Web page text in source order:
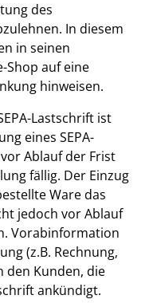
des
In diesem
in seinen
Shop auf eine
hinweisen.
Lastschrift ist
eines SEPA-
Ablauf der Frist
fällig. Der Einzug
Ware das
jedoch vor Ablauf
Vorabinformation
(z.B. Rechnung,
den Kunden, die
ankündigt.